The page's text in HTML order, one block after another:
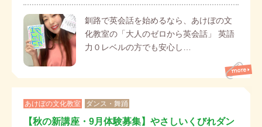
釧路で英会話を始めるなら、あけぼの文
化教室の「大人のゼロから英会話」 英語
力０レベルの方でも安心し…
あけぼの文化教室 ダンス・舞踊
【秋の新講座・9月体験募集】やさしいくびれダン